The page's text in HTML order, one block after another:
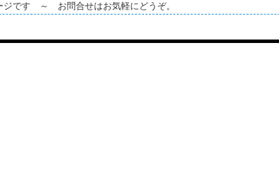
ジです ～ お問合せはお気軽にどうぞ。